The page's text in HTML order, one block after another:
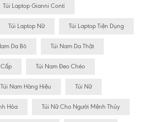
Túi Laptop Gianni Conti
Túi Laptop Nữ Túi Laptop Tiện Dụng
Da Bò Túi Nam Da Thật
Túi Nam Đeo Chéo
Túi Nam Hàng Hiệu Túi Nữ
Hỏa Túi Nữ Cho Người Mệnh Thủy